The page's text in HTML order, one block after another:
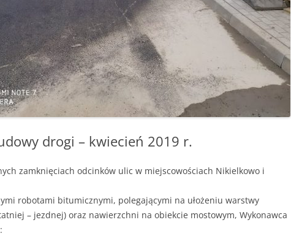
drogi – kwiecień 2019 r.
zamknięciach odcinków ulic w miejscowościach Nikielkowo i
robotami bitumicznymi, polegającymi na ułożeniu warstwy
– jezdnej) oraz nawierzchni na obiekcie mostowym, Wykonawca